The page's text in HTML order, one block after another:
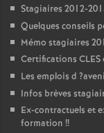
Stagiaires 2012-
Quelques conseils
Mémo stagiaires
Certifications CLES
Les emplois d
Infos brèves
Ex-contractuels et
formation !!